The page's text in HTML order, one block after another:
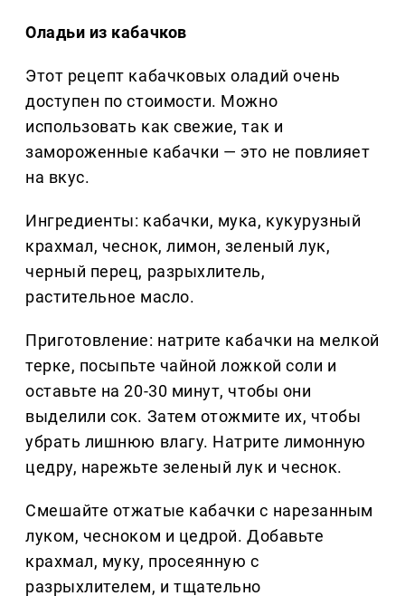
Оладьи из кабачков
Этот рецепт кабачковых оладий очень
доступен по стоимости. Можно
использовать как свежие, так и
замороженные кабачки — это не повлияет
на вкус.
Ингредиенты: кабачки, мука, кукурузный
крахмал, чеснок, лимон, зеленый лук,
черный перец, разрыхлитель,
растительное масло.
Приготовление: натрите кабачки на мелкой
терке, посыпьте чайной ложкой соли и
оставьте на 20-30 минут, чтобы они
выделили сок. Затем отожмите их, чтобы
убрать лишнюю влагу. Натрите лимонную
цедру, нарежьте зеленый лук и чеснок.
Смешайте отжатые кабачки с нарезанным
луком, чесноком и цедрой. Добавьте
крахмал, муку, просеянную с
разрыхлителем, и тщательно